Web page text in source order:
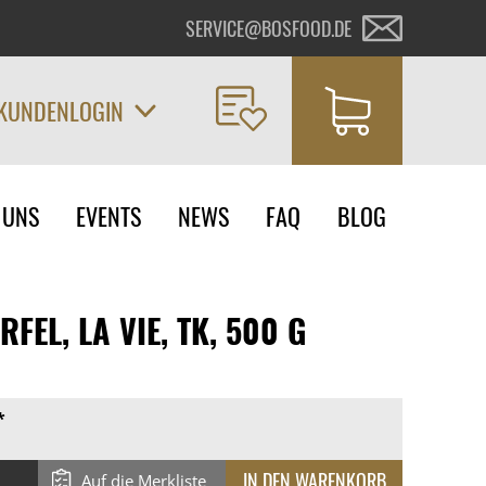
SERVICE@BOSFOOD.DE
EVENTS NEWS FAQ BLOG
LA VIE, TK, 500 G
Auf die Merkliste